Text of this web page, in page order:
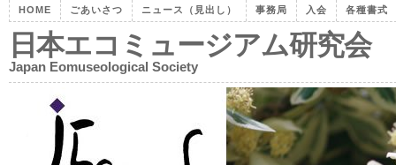
HOME ごあいさつ ニュース（見出し） 事務局 入会 各種書式
日本エコミュージアム研究会
Japan Eomuseological Society